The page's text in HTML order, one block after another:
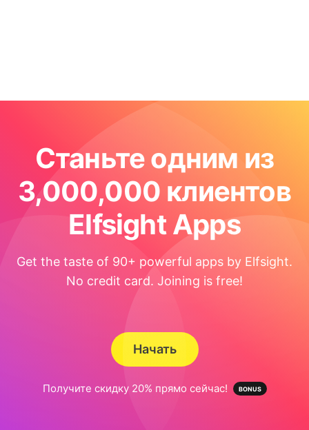
Станьте одним из
3,000,000 клиентов
Elfsight Apps
Get the taste of 90+ powerful apps by Elfsight.
No credit card. Joining is free!
Начать
Получите скидку 20% прямо сейчас!